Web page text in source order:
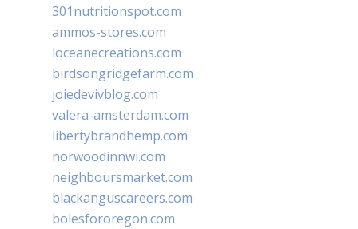
301nutritionspot.com
ammos-stores.com
loceanecreations.com
birdsongridgefarm.com
joiedevivblog.com
valera-amsterdam.com
libertybrandhemp.com
norwoodinnwi.com
neighboursmarket.com
blackanguscareers.com
bolesfororegon.com